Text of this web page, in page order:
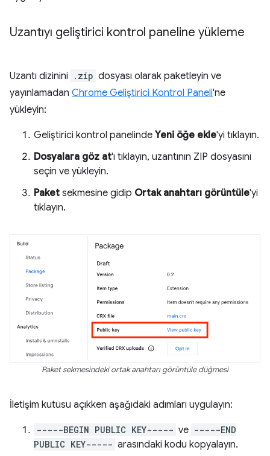
Uzantıyı geliştirici kontrol paneline yükleme
Uzantı dizinini .zip dosyası olarak paketleyin ve
yayınlamadan Chrome Geliştirici Kontrol Paneli'ne
yükleyin:
Geliştirici kontrol panelinde Yeni öğe ekle'yi tıklayın.
Dosyalara göz at'ı tıklayın, uzantının ZIP dosyasını
seçin ve yükleyin.
Paket sekmesine gidip Ortak anahtarı görüntüle'yi
tıklayın.
Paket sekmesindeki ortak anahtarı görüntüle düğmesi
İletişim kutusu açıkken aşağıdaki adımları uygulayın:
-----BEGIN PUBLIC KEY----- ve -----END
PUBLIC KEY----- arasındaki kodu kopyalayın.